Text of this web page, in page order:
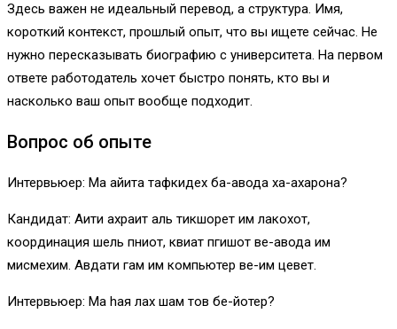
Здесь важен не идеальный перевод, а структура. Имя,
короткий контекст, прошлый опыт, что вы ищете сейчас. Не
нужно пересказывать биографию с университета. На первом
ответе работодатель хочет быстро понять, кто вы и
насколько ваш опыт вообще подходит.
Вопрос об опыте
Интервьюер: Ма айита тафкидех ба-авода ха-ахарона?
Кандидат: Аити ахраит аль тикшорет им лакохот,
координация шель пниот, квиат пгишот ве-авода им
мисмехим. Авдати гам им компьютер ве-им цевет.
Интервьюер: Ма hая лах шам тов бе-йотер?